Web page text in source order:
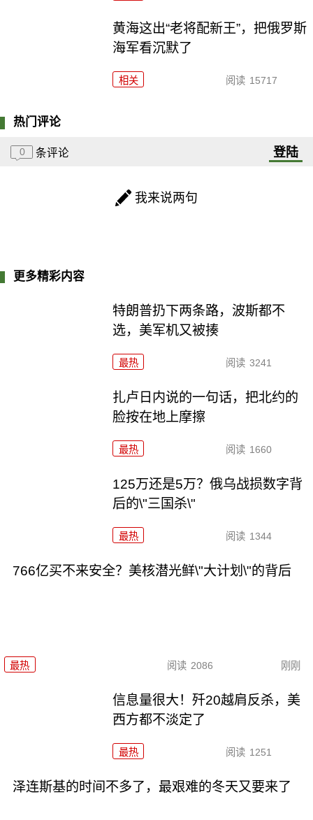
黄海这出“老将配新王”，把俄罗斯
海军看沉默了
相关 阅读 15717
热门评论
0 条评论 登陆
我来说两句
更多精彩内容
特朗普扔下两条路，波斯都不
选，美军机又被揍
最热 阅读 3241
扎卢日内说的一句话，把北约的
脸按在地上摩擦
最热 阅读 1660
125万还是5万？俄乌战损数字背
后的\"三国杀\"
最热 阅读 1344
766亿买不来安全？美核潜光鲜\"大计划\"的背后
最热 阅读 2086 刚刚
信息量很大！歼20越肩反杀，美
西方都不淡定了
最热 阅读 1251
泽连斯基的时间不多了，最艰难的冬天又要来了